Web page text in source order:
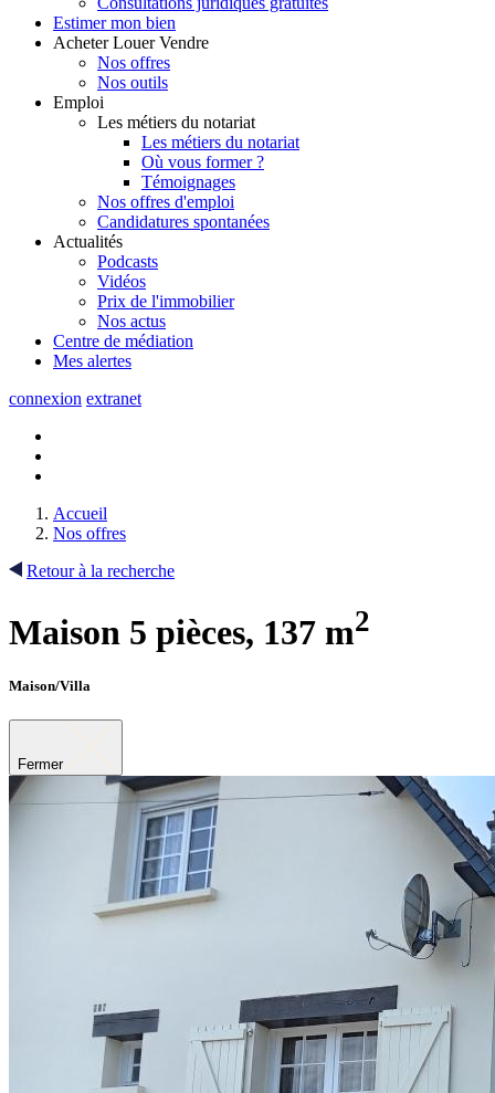
Estimer mon bien
Acheter Louer Vendre
Nos offres
Nos outils
Emploi
Les métiers du notariat
Les métiers du notariat
Où vous former ?
Témoignages
Nos offres d'emploi
Candidatures spontanées
Actualités
Podcasts
Vidéos
Prix de l'immobilier
Nos actus
Centre de médiation
Mes alertes
connexion extranet
Accueil
Nos offres
Retour à la recherche
Maison 5 pièces, 137 m2
Maison/Villa
Fermer